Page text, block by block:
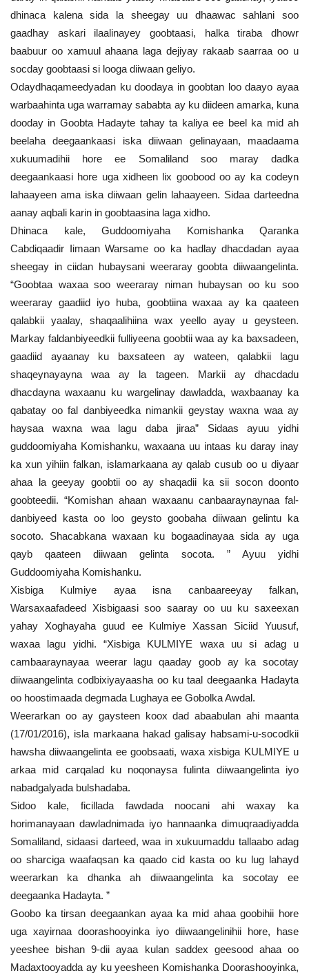
dhinaca kalena sida la sheegay uu dhaawac sahlani soo
gaadhay askari ilaalinayey goobtaasi, halka tiraba dhowr
baabuur oo xamuul ahaana laga dejiyay rakaab saarraa oo u
socday goobtaasi si looga diiwaan geliyo.
Odaydhaqameedyadan ku doodaya in goobtan loo daayo ayaa
warbaahinta uga warramay sababta ay ku diideen amarka, kuna
dooday in Goobta Hadayte tahay ta kaliya ee beel ka mid ah
beelaha deegaankaasi iska diiwaan gelinayaan, maadaama
xukuumadihii hore ee Somaliland soo maray dadka
deegaankaasi hore uga xidheen lix goobood oo ay ka codeyn
lahaayeen ama iska diiwaan gelin lahaayeen. Sidaa darteedna
aanay aqbali karin in goobtaasina laga xidho.
Dhinaca kale, Guddoomiyaha Komishanka Qaranka
Cabdiqaadir Iimaan Warsame oo ka hadlay dhacdadan ayaa
sheegay in ciidan hubaysani weeraray goobta diiwaangelinta.
“Goobtaa waxaa soo weeraray niman hubaysan oo ku soo
weeraray gaadiid iyo huba, goobtiina waxaa ay ka qaateen
qalabkii yaalay, shaqaalihiina wax yeello ayay u geysteen.
Markay faldanbiyeedkii fulliyeena goobtii waa ay ka baxsadeen,
gaadiid ayaanay ku baxsateen ay wateen, qalabkii lagu
shaqeynayayna waa ay la tageen. Markii ay dhacdadu
dhacdayna waxaanu ku wargelinay dawladda, waxbaanay ka
qabatay oo fal danbiyeedka nimankii geystay waxna waa ay
haysaa waxna waa lagu daba jiraa” Sidaas ayuu yidhi
guddoomiyaha Komishanku, waxaana uu intaas ku daray inay
ka xun yihiin falkan, islamarkaana ay qalab cusub oo u diyaar
ahaa la geeyay goobtii oo ay shaqadii ka sii socon doonto
goobteedii. “Komishan ahaan waxaanu canbaaraynaynaa fal-
danbiyeed kasta oo loo geysto goobaha diiwaan gelintu ka
socoto. Shacabkana waxaan ku bogaadinayaa sida ay uga
qayb qaateen diiwaan gelinta socota. ” Ayuu yidhi
Guddoomiyaha Komishanku.
Xisbiga Kulmiye ayaa isna canbaareeyay falkan,
Warsaxaafadeed Xisbigaasi soo saaray oo uu ku saxeexan
yahay Xoghayaha guud ee Kulmiye Xassan Siciid Yuusuf,
waxaa lagu yidhi. “Xisbiga KULMIYE waxa uu si adag u
cambaaraynayaa weerar lagu qaaday goob ay ka socotay
diiwaangelinta codbixiyayaasha oo ku taal deegaanka Hadayta
oo hoostimaada degmada Lughaya ee Gobolka Awdal.
Weerarkan oo ay gaysteen koox dad abaabulan ahi maanta
(17/01/2016), isla markaana hakad galisay habsami-u-socodkii
hawsha diiwaangelinta ee goobsaati, waxa xisbiga KULMIYE u
arkaa mid carqalad ku noqonaysa fulinta diiwaangelinta iyo
nabadgalyada bulshadaba.
Sidoo kale, ficillada fawdada noocani ahi waxay ka
horimanayaan dawladnimada iyo hannaanka dimuqraadiyadda
Somaliland, sidaasi darteed, waa in xukuumaddu tallaabo adag
oo sharciga waafaqsan ka qaado cid kasta oo ku lug lahayd
weerarkan ka dhanka ah diiwaangelinta ka socotay ee
deegaanka Hadayta. ”
Goobo ka tirsan deegaankan ayaa ka mid ahaa goobihii hore
uga xayirnaa doorashooyinka iyo diiwaangelinihii hore, hase
yeeshee bishan 9-dii ayaa kulan saddex geesood ahaa oo
Madaxtooyadda ay ku yeesheen Komishanka Doorashooyinka,